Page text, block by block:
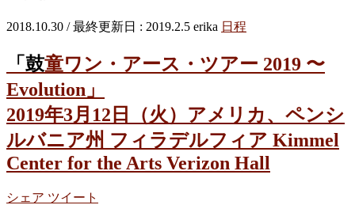
2018.10.30 / 最終更新日 : 2019.2.5 erika 日程
「鼓童ワン・アース・ツアー 2019 〜
Evolution」
2019年3月12日（火）アメリカ、ペンシ
ルバニア州 フィラデルフィア Kimmel
Center for the Arts Verizon Hall
シェア ツイート